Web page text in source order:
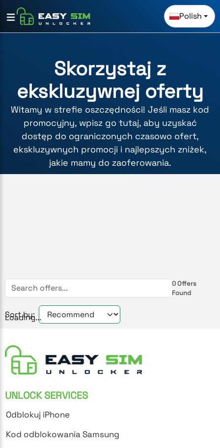
Polish
Skorzystaj z
ekskluzywnej oferty
Witamy w strefie oszczędności! Jeśli masz kod
promocyjny, wpisz go tutaj, aby uzyskać
dostęp do ograniczonych czasowo ofert,
ekskluzywnych promocji i najlepszych zniżek,
jakie mamy do zaoferowania.
0Offers
Found
Sort by:
Loading...
UNLOCK SERVICES
Odblokuj iPhone
Kod odblokowania Samsung